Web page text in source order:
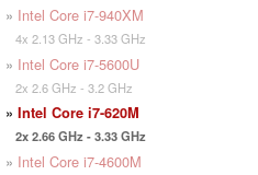
» Intel Core i7-940XM
4x 2.13 GHz - 3.33 GHz
» Intel Core i7-5600U
2x 2.6 GHz - 3.2 GHz
» Intel Core i7-620M
2x 2.66 GHz - 3.33 GHz
» Intel Core i7-4600M